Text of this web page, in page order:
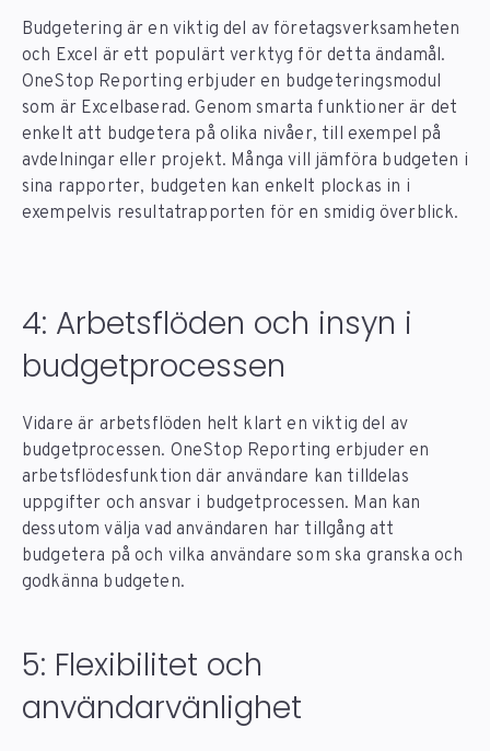
Budgetering är en viktig del av företagsverksamheten
och Excel är ett populärt verktyg för detta ändamål.
OneStop Reporting erbjuder en budgeteringsmodul
som är Excelbaserad. Genom smarta funktioner är det
enkelt att budgetera på olika nivåer, till exempel på
avdelningar eller projekt. Många vill jämföra budgeten i
sina rapporter, budgeten kan enkelt plockas in i
exempelvis resultatrapporten för en smidig överblick.
4: Arbetsflöden och insyn i
budgetprocessen
Vidare är arbetsflöden helt klart en viktig del av
budgetprocessen. OneStop Reporting erbjuder en
arbetsflödesfunktion där användare kan tilldelas
uppgifter och ansvar i budgetprocessen. Man kan
dessutom välja vad användaren har tillgång att
budgetera på och vilka användare som ska granska och
godkänna budgeten.
5: Flexibilitet och
användarvänlighet